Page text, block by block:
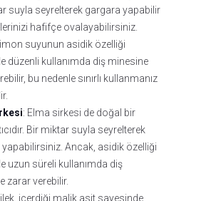
suyla seyrelterek gargara yapabilir
hafifçe ovalayabilirsiniz.
suyunun asidik özelliği
düzenli kullanımda diş minesine
bu nedenle sınırlı kullanmanız
: Elma sirkesi de doğal bir
Bir miktar suyla seyrelterek
Ancak, asidik özelliği
uzun süreli kullanımda diş
zarar verebilir.
içerdiği malik asit sayesinde